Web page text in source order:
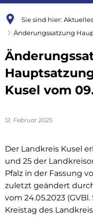
Sie sind hier: Aktuelles
Änderungssatzung
Kusel vom
12. Februar 2025
Der Landkreis Kusel
und 25 der
Pfalz in der Fassung
zuletzt geändert
vom 24.05.2023
Kreistag des